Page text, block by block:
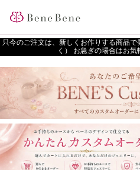
只今のご注文は、新しくお作りする商品で
く） お急ぎの場合はお